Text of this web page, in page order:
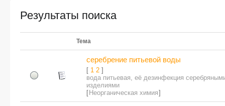
Результаты поиска
Тема
серебрение питьевой воды
[ 1 2 ]
вода питьевая, её дезинфекция
изделиями
[Неорганическая химия]